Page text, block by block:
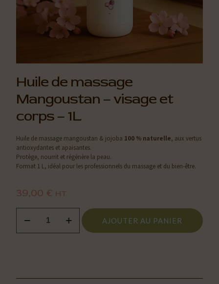
Huile de massage
Mangoustan – visage et
corps – 1L
Huile de massage mangoustan & jojoba 100 % naturelle, aux vertus
antioxydantes et apaisantes.
Protège, nourrit et régénère la peau.
Format 1 L, idéal pour les professionnels du massage et du bien-être.
39,00 € HT
visage
AJOUTER AU PANIER